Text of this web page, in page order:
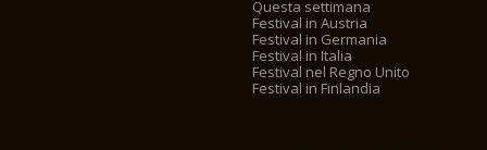
Questa settimana
Festival in Austria
Festival in Germania
Festival in Italia
Festival nel Regno Unito
Festival in Finlandia